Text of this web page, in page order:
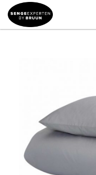
Sengetøj & Lagner
Pure Silver Grey Sengetøj